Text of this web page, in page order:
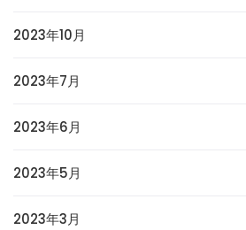
2023年10月
2023年7月
2023年6月
2023年5月
2023年3月